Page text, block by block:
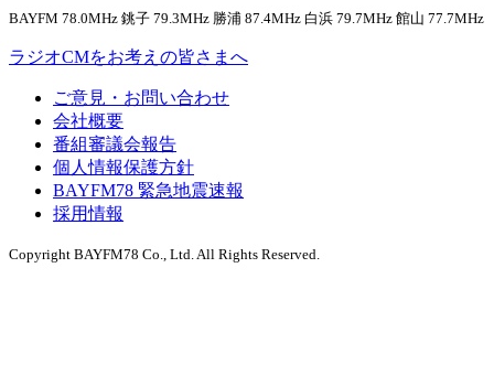
BAYFM 78.0MHz 銚子 79.3MHz 勝浦 87.4MHz 白浜 79.7MHz 館山 77.7MHz
ラジオCMをお考えの皆さまへ
ご意見・お問い合わせ
会社概要
番組審議会報告
個人情報保護方針
BAYFM78 緊急地震速報
採用情報
Copyright BAYFM78 Co., Ltd. All Rights Reserved.